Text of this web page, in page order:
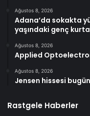
Ağustos 8, 2026
Adana’da sokakta
yaşındaki genç
Ağustos 8, 2026
Applied
Ağustos 8, 2026
Jensen hissesi
Rastgele Haberler